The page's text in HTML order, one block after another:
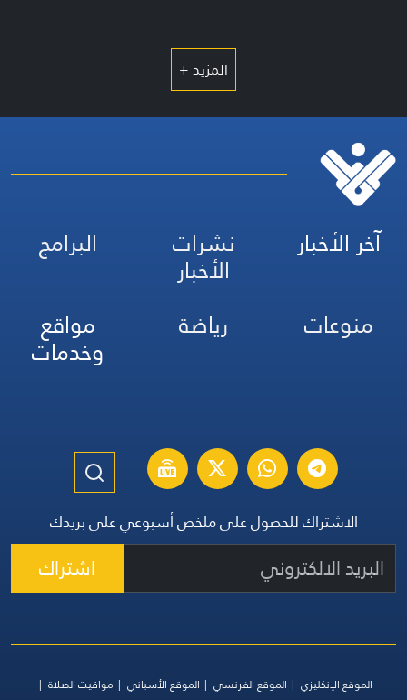
المزيد +
آخر الأخبار نشرات
الأخبار
البرامج
منوعات
رياضة مواقع
وخدمات
الاشتراك للحصول على ملخص أسبوعي على بريدك
اشتراك
الموقع الإنكليزي الموقع الفرنسي الموقع الأسباني
مواقيت الصلاة